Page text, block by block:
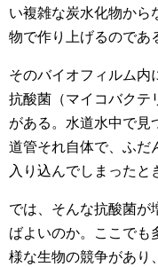
い複雑な炭水化物か
物で作り上げるのであ
そのバイオフィルム内
抗酸菌（マイコバクテ
がある。水道水中で見
道管それ自体で、ふだ
入り込んでしまったと
では、そんな抗酸菌が
ばよいのか。ここでも
様な生物の競争があり